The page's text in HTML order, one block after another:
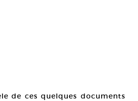
de ces quelques documents